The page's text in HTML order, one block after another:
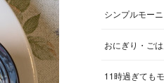
シンプルモー
おにぎり・ご
11時過ぎても